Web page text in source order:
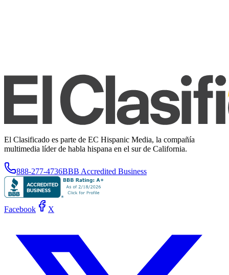
El Clasificado es parte de EC Hispanic Media, la compañía
multimedia líder de habla hispana en el sur de California.
888-277-4736BBB Accredited Business
Facebook X